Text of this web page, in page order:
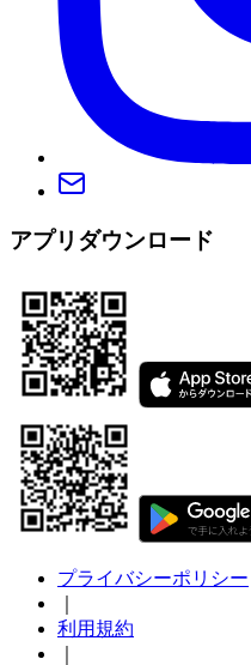
アプリダウンロード
プライバシーポリシー
利用規約